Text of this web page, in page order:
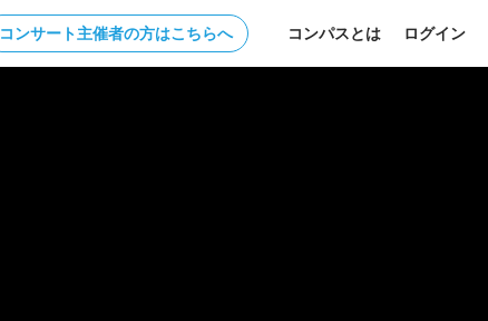
コンサート主催者の方はこちらへ コンパスとは ログイン